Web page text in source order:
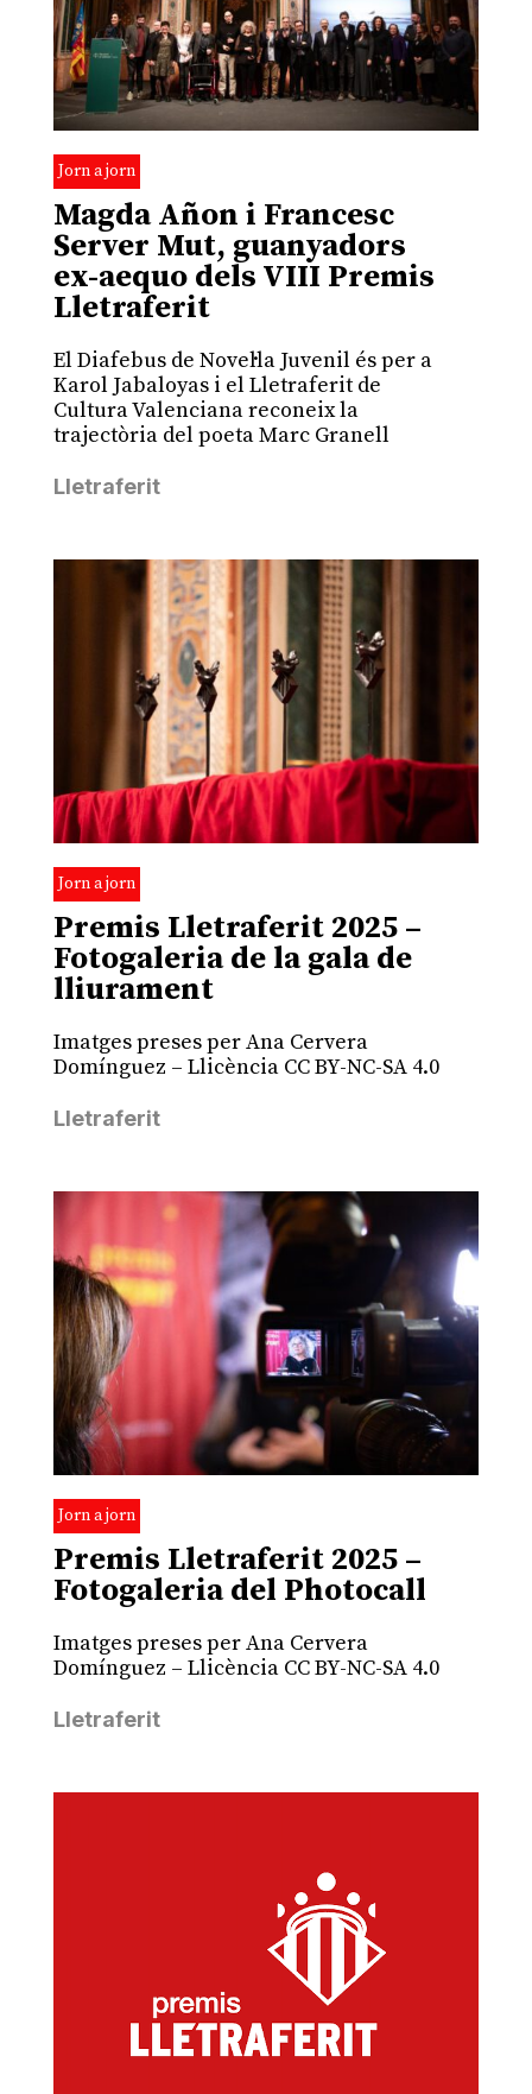
Jorn a jorn
Magda Añon i Francesc
Server Mut, guanyadors
ex-aequo dels VIII Premis
Lletraferit
El Diafebus de Novel·la Juvenil és per a
Karol Jabaloyas i el Lletraferit de
Cultura Valenciana reconeix la
trajectòria del poeta Marc Granell
Lletraferit
Jorn a jorn
Premis Lletraferit 2025 –
Fotogaleria de la gala de
lliurament
Imatges preses per Ana Cervera
Domínguez – Llicència CC BY-NC-SA 4.0
Lletraferit
Jorn a jorn
Premis Lletraferit 2025 –
Fotogaleria del Photocall
Imatges preses per Ana Cervera
Domínguez – Llicència CC BY-NC-SA 4.0
Lletraferit